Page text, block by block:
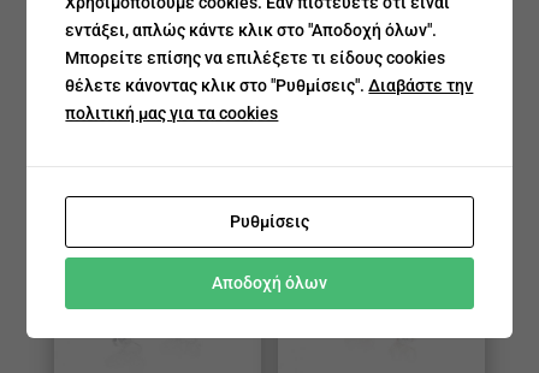
Σκουλαρίκια Μονόπετρα
εντάξει, απλώς κάντε κλικ στο "Αποδοχή όλων".
Μπορείτε επίσης να επιλέξετε τι είδους cookies
θέλετε κάνοντας κλικ στο "Ρυθμίσεις".Διαβάστε την
πολιτική μας για τα cookies
Ρυθμίσεις
Αποδοχή όλων